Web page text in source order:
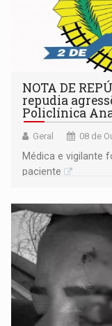
NOTA DE
repudia
Policlínica
Geral 08 de
Médica e vigilante
paciente